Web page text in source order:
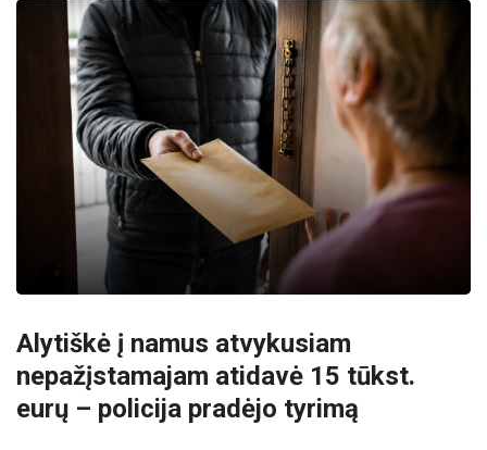
Alytiškė į namus atvykusiam
nepažįstamajam atidavė 15 tūkst.
eurų – policija pradėjo tyrimą